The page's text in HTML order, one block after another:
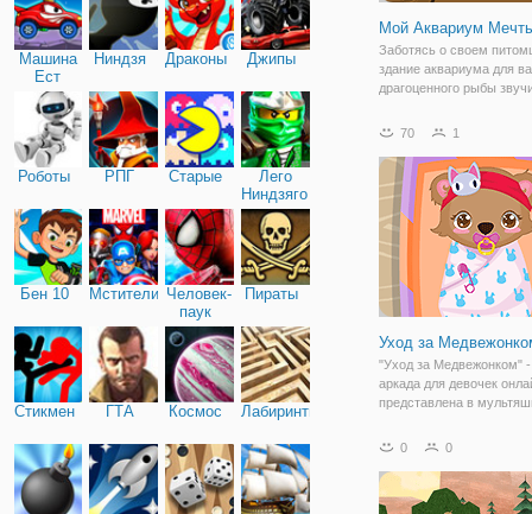
Машина
Ест
Машину
Ниндзя Драконы Джипы
Роботы РПГ Старые
Лего
Ниндзяго
Бен 10 Мстители Человек-
паук
Пираты
Стикмен ГТА Космос Лабиринты
Мой Аквариум
Заботясь о своем
здание аквариума для
драгоценного рыбы
можете быть
аквариума, заботиться
даже стать рыбой
70 1
Уход за
"Уход за Медвежонком" -
аркада для девочек
представлена в
аркаде два этапа - на
мамы и папы медведя.
поработать
0 0